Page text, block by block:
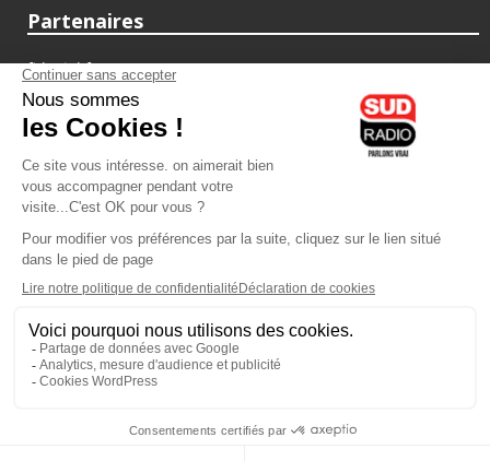
Partenaires
fiducial.fr
lyoncapitale.fr
olympique-et-lyonnais.com
L'application Iphone / Android
Téléchargez l'application
Les cookies
Gestion des cookies
Crédit photos : ©Sud Radio / Pierre Olivier